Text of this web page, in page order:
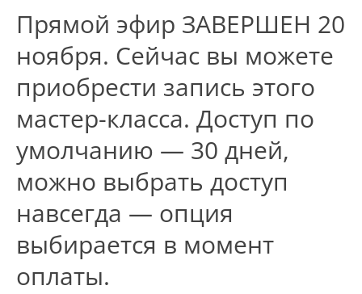
Прямой эфир ЗАВЕРШЕН 20
ноября. Сейчас вы можете
приобрести запись этого
мастер-класса. Доступ по
умолчанию — 30 дней,
можно выбрать доступ
навсегда — опция
выбирается в момент
оплаты.